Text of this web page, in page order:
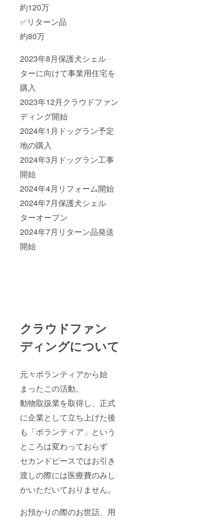
約120万
✅リターン品
約80万
2023年8月保護犬シェル
ターに向けて事業用住宅を
購入
2023年12月クラウドファン
ディング開始
2024年1月ドッグラン予定
地の購入
2024年3月ドッグラン工事
開始
2024年4月リフォーム開始
2024年7月保護犬シェル
ターオープン
2024年7月リターン品発送
開始
クラウドファン
ディングについて
元々ボランティアから始
まったこの活動。
動物取扱業を取得し、正式
に企業として立ち上げた後
も「ボランティア」という
ところは変わっておらず
セカンドピースではお引き
渡しの際には医療費のみし
かいただいておりません。
お預かりの際のお世話、用